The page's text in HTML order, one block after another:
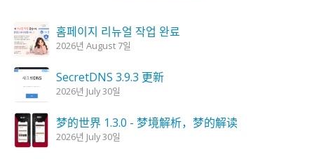
홈페이지 리뉴얼 작업 완료
2026년 August 7일
SecretDNS 3.9.3 更新
2026년 July 30일
梦的世界 1.3.0 - 梦境解析，梦的解读
2026년 July 30일